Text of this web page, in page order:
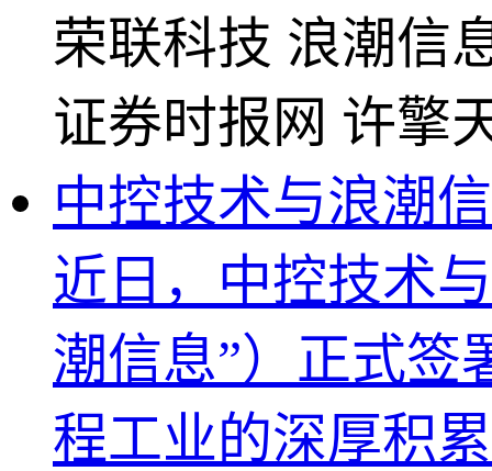
荣联科技 浪潮信
证券时报网 许擎
中控技术与浪潮
近日，中控技术
潮信息”）正式签
程工业的深厚积